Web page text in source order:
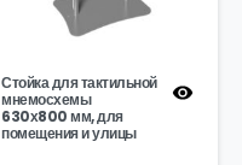
Стойка для тактильной
мнемосхемы
630х800 мм, для
помещения и улицы